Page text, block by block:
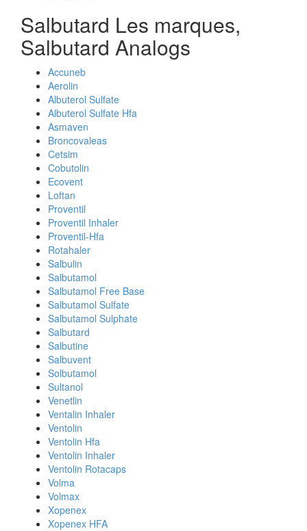
Salbutard Les marques,
Salbutard Analogs
Accuneb
Aerolin
Albuterol Sulfate
Albuterol Sulfate Hfa
Asmaven
Broncovaleas
Cetsim
Cobutolin
Ecovent
Loftan
Proventil
Proventil Inhaler
Proventil-Hfa
Rotahaler
Salbulin
Salbutamol
Salbutamol Free Base
Salbutamol Sulfate
Salbutamol Sulphate
Salbutard
Salbutine
Salbuvent
Solbutamol
Sultanol
Venetlin
Ventalin Inhaler
Ventolin
Ventolin Hfa
Ventolin Inhaler
Ventolin Rotacaps
Volma
Volmax
Xopenex
Xopenex HFA